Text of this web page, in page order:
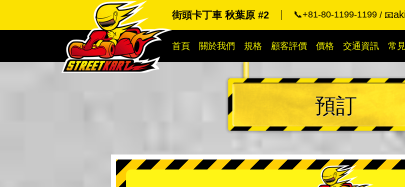
街頭卡丁車 秋葉原 #2 📞+81-80-1199-1199 📧
首頁 關於我們 規格 顧客評價 價格 交通資訊 常
預訂